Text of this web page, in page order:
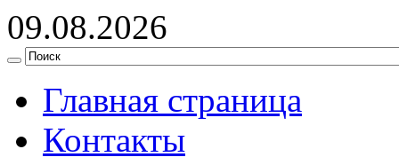
09.08.2026
Главная страница
Контакты